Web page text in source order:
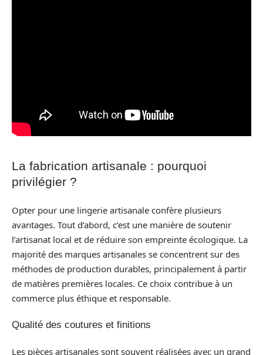
La fabrication artisanale : pourquoi
privilégier ?
Opter pour une lingerie artisanale confère plusieurs
avantages. Tout d’abord, c’est une manière de soutenir
l’artisanat local et de réduire son empreinte écologique. La
majorité des marques artisanales se concentrent sur des
méthodes de production durables, principalement à partir
de matières premières locales. Ce choix contribue à un
commerce plus éthique et responsable.
Qualité des coutures et finitions
Les pièces artisanales sont souvent réalisées avec un grand